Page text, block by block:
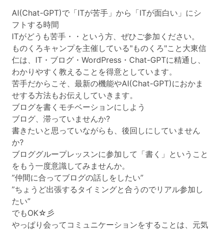
AI(Chat-GPT)で「ITが苦手」から「ITが面白い」にシ
フトする時間
ITがどうも苦手・・という方、ぜひご参加ください。
ものくろキャンプを主催している"ものくろ"こと大東信
仁は、IT・ブログ・WordPress・Chat-GPTに精通し、
わかりやすく教えることを得意としています。
苦手だからこそ、最新の機能やAI(Chat-GPT)におかま
せする方法もお伝えしていきます。
ブログを書くモチベーションにしよう
ブログ、滞っていませんか?
書きたいと思っていながらも、後回しにしていません
か?
ブロググループレッスンに参加して「書く」ということ
をもう一度意識してみませんか。
”仲間に合ってブログの話しをしたい”
”ちょうど出張するタイミングと合うのでリアル参加し
たい”
でもOK☆彡
やっぱり会ってコミュニケーションをすることは、元気